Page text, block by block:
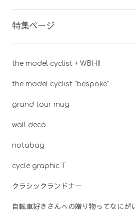
特集ページ
the model cyclist + WBH!!
the model cyclist "bespoke"
grand tour mug
wall deco
notabag
cycle graphic T
クラシックランドナー
自転車好きさんへの贈り物ってなにが